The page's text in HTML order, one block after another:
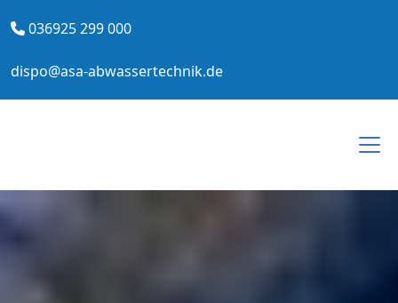
036925 299 000
dispo@asa-abwassertechnik.de